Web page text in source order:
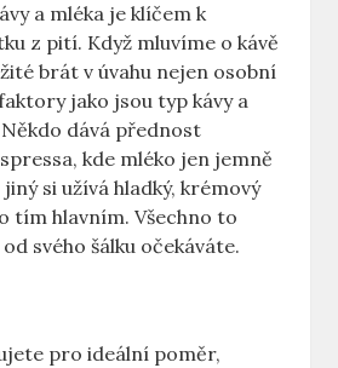
a mléka je klíčem k
z pití. Když mluvíme o kávě
brát v úvahu nejen osobní
jako jsou typ kávy a
dává přednost
kde mléko jen jemně
si užívá hladký, krémový
tím hlavním. Všechno to
svého šálku očekáváte.
pro ideální poměr,